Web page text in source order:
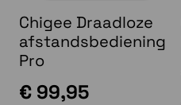
Chigee Draadloze
afstandsbediening
Pro
€ 99,95